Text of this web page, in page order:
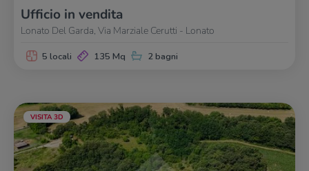
Ufficio in vendita
Lonato Del Garda, Via Marziale Cerutti - Lonato
5 locali 135 Mq 2 bagni
VISITA 3D